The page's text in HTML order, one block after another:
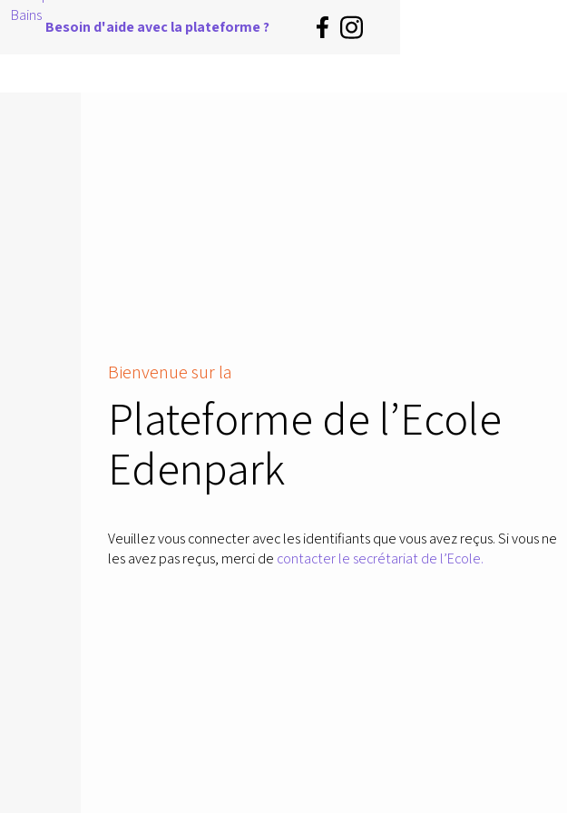
Besoin d'aide avec la plateforme ?
Bienvenue sur la
Plateforme de l’Ecole
Edenpark
Veuillez vous connecter avec les identifiants que vous avez reçus. Si vous ne
les avez pas reçus, merci de contacter le secrétariat de l’Ecole.